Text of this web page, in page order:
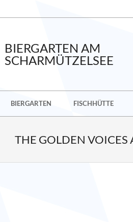
BIERGARTEN AM
SCHARMÜTZELSEE
BIERGARTEN FISCHHÜTTE
THE GOLDEN